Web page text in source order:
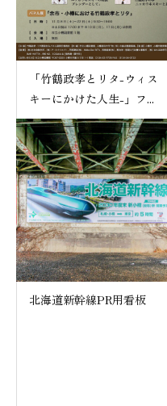
「竹鶴政孝とリタ-ウィス
キーにかけた人生-」フ...
北海道新幹線PR用看板